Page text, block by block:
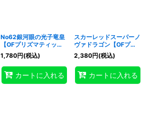
No62銀河眼の光子竜皇
【OFプリズマティック
シークレット】{LOSP-
JP014}《エクシーズ》
1,780円(税込)
カートに入れる
スカーレッドスーパーノ
ヴァドラゴン【OFプリ
ズマティックシークレッ
ト】{LOSP-JP013}《シ
ンクロ》
2,380円(税込)
カートに入れる